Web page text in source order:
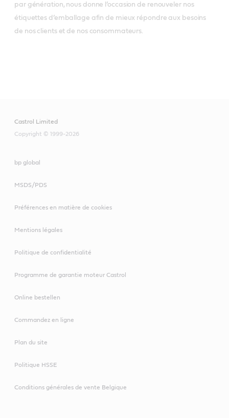
par génération, nous donne l’occasion de renouveler nos
étiquettes d’emballage afin de mieux répondre aux besoins
de nos clients et de nos consommateurs.
Castrol Limited
Copyright © 1999-2026
bp global
MSDS/PDS
Préférences en matière de cookies
Mentions légales
Politique de confidentialité
Programme de garantie moteur Castrol
Online bestellen
Commandez en ligne
Plan du site
Politique HSSE
Conditions générales de vente Belgique